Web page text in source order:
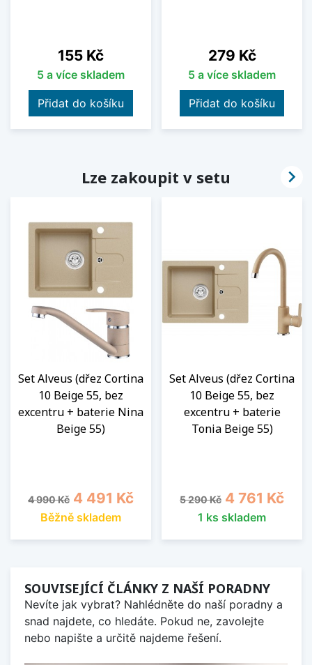
Cena
155 Kč
5 a více skladem
Přidat do košíku
Cena
279 Kč
5 a více skladem
Přidat do košíku
Lze zakoupit v setu
Set Alveus (dřez Cortina
10 Beige 55, bez
excentru + baterie Nina
Beige 55)
Běžná cena
4 990 Kč Cena
4 491 Kč
Běžně skladem
Set Alveus (dřez Cortina
10 Beige 55, bez
excentru + baterie
Tonia Beige 55)
Běžná cena
5 290 Kč Cena
4 761 Kč
1 ks skladem

SOUVISEJÍCÍ ČLÁNKY Z NAŠÍ PORADNY
Nevíte jak vybrat? Nahlédněte do naší poradny a
snad najdete, co hledáte. Pokud ne, zavolejte
nebo napište a určitě najdeme řešení.